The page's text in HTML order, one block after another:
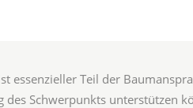
essenzieller Teil der
Schwerpunkts unterstützen